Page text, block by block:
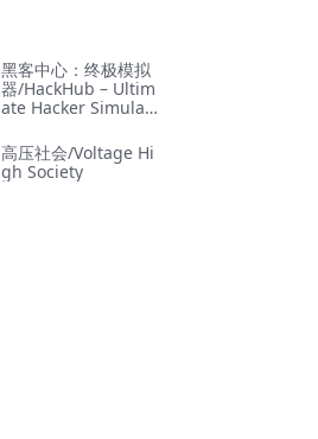
黑客中心：终极模拟
器/HackHub – Ultim
ate Hacker Simulat
高压社会/Voltage Hi
gh Society